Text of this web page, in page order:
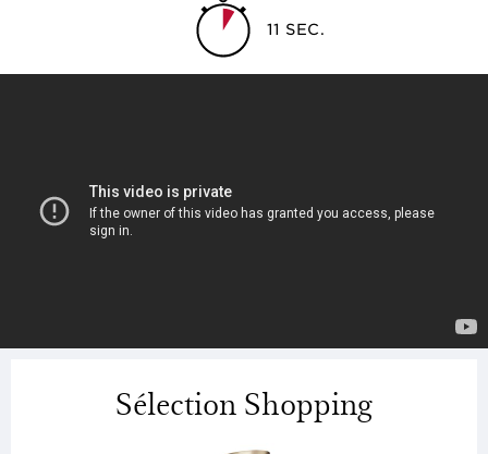
11 SEC.
Sélection Shopping